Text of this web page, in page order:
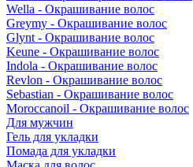
Wella - Окрашивание волос
Greymy - Окрашивание волос
Glynt - Окрашивание волос
Keune - Окрашивание волос
Indola - Окрашивание волос
Revlon - Окрашивание волос
Sebastian - Окрашивание волос
Moroccanoil - Окрашивание волос
Для мужчин
Гель для укладки
Помада для укладки